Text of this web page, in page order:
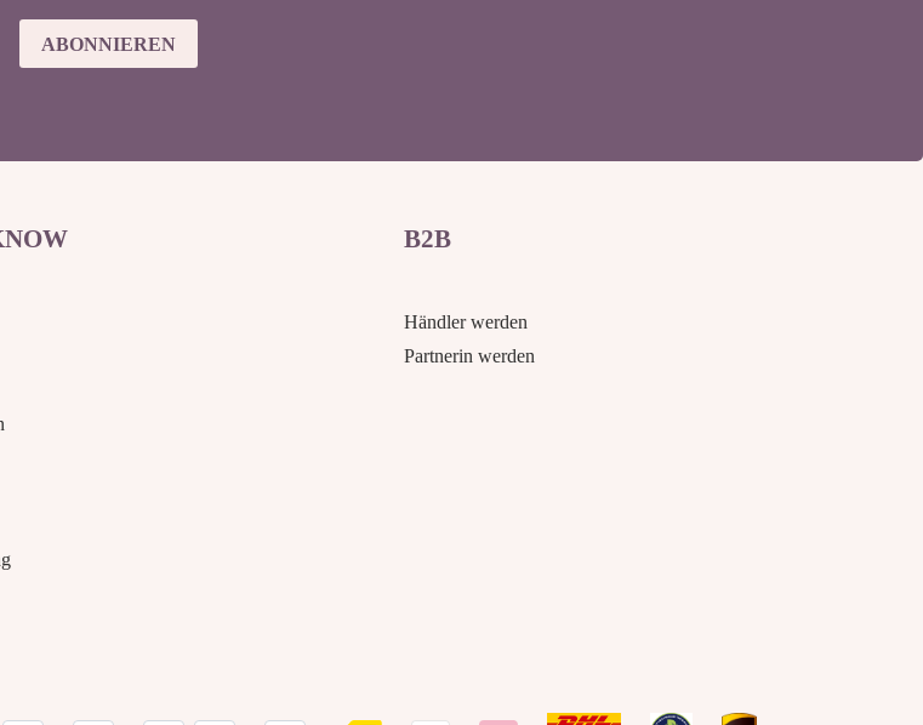
ABONNIEREN
B2B
Händler werden
Partnerin werden